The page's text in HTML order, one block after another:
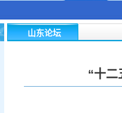
山东论坛
“十二